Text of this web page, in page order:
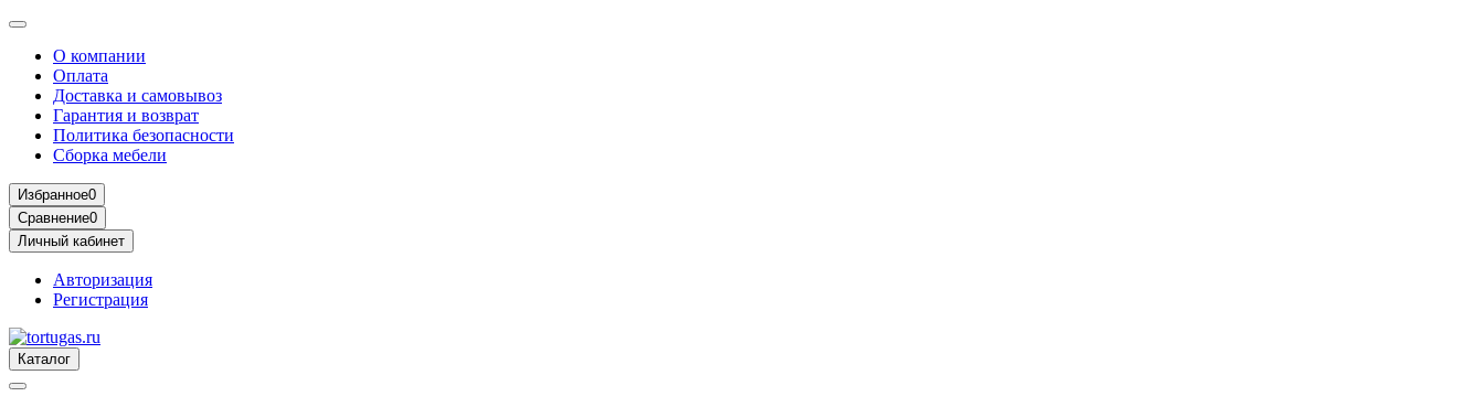
О компании
Оплата
Доставка и самовывоз
Гарантия и возврат
Политика безопасности
Сборка мебели
Избранное0
Сравнение0
Личный кабинет
Авторизация
Регистрация
Каталог